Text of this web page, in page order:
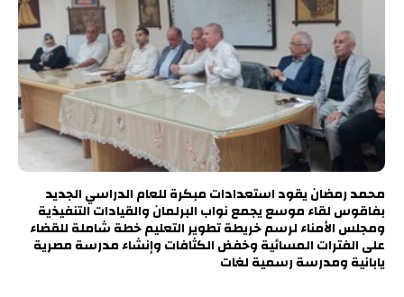
محمد رمضان يقود استعدادات مبكرة للعام الدراسي الجديد
بفاقوس لقاء موسع يجمع نواب البرلمان والقيادات التنفيذية
ومجلس الأمناء لرسم خريطة تطوير التعليم خطة شاملة للقضاء
على الفترات المسائية وخفض الكثافات وإنشاء مدرسة مصرية
يابانية ومدرسة رسمية لغات